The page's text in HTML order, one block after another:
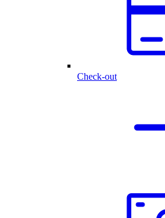
Check-out